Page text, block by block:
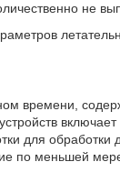
не
времени,
для обработки
по меньшей